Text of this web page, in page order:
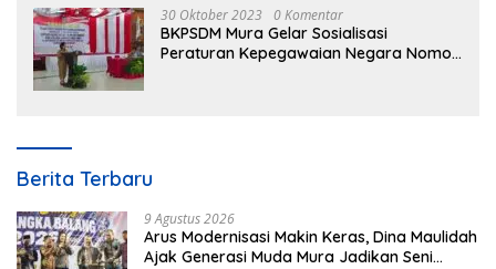
30 Oktober 2023 0 Komentar
BKPSDM Mura Gelar Sosialisasi
Peraturan Kepegawaian Negara Nomor
Berita Terbaru
9 Agustus 2026
Arus Modernisasi Makin Keras, Dina Maulidah
Ajak Generasi Muda Mura Jadikan Seni